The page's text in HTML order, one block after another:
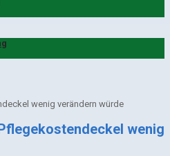
wenig verändern würde
wenig